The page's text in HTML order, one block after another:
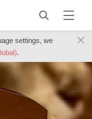
settings, we
.